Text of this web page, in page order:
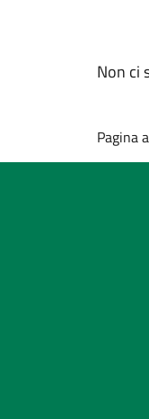
Non ci
Pagina